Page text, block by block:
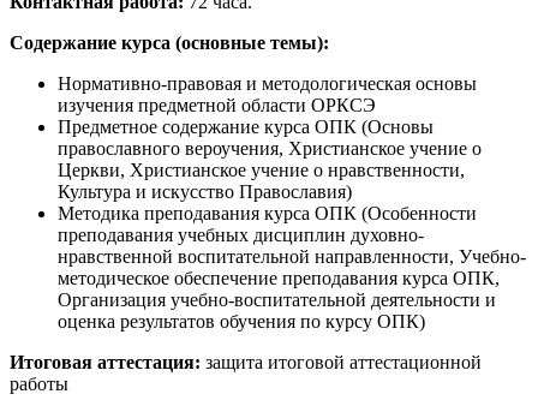
Содержание курса (основные темы):
Нормативно-правовая и методологическая основы
изучения предметной области ОРКСЭ
Предметное содержание курса ОПК (Основы
православного вероучения, Христианское учение о
Церкви, Христианское учение о нравственности,
Культура и искусство Православия)
Методика преподавания курса ОПК (Особенности
преподавания учебных дисциплин духовно-
нравственной воспитательной направленности, Учебно-
методическое обеспечение преподавания курса ОПК,
Организация учебно-воспитательной деятельности и
оценка результатов обучения по курсу ОПК)
Итоговая аттестация: защита итоговой аттестационной
работы